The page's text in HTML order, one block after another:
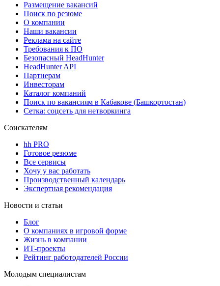
Размещение вакансий
Поиск по резюме
О компании
Наши вакансии
Реклама на сайте
Требования к ПО
Безопасный HeadHunter
HeadHunter API
Партнерам
Инвесторам
Каталог компаний
Поиск по вакансиям в Кабакове (Башкортостан)
Сетка: соцсеть для нетворкинга
Соискателям
hh PRO
Готовое резюме
Все сервисы
Хочу у вас работать
Производственный календарь
Экспертная рекомендация
Новости и статьи
Блог
О компаниях в игровой форме
Жизнь в компании
ИТ-проекты
Рейтинг работодателей России
Молодым специалистам